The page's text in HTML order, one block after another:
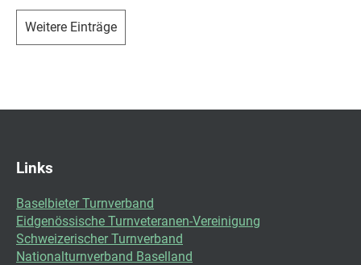
Weitere Einträge
Links
Baselbieter Turnverband
Eidgenössische Turnveteranen-Vereinigung
Schweizerischer Turnverband
Nationalturnverband Baselland